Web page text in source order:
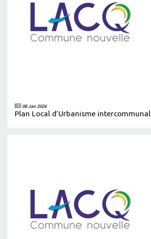
08 Jan 2026
Plan Local d’Urbanisme intercommunal